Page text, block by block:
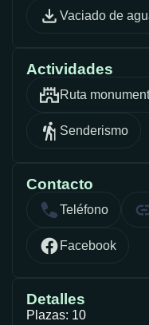
Vaciado de
Actividades
Ruta
Senderismo
Contacto
Teléfono
Facebook
Detalles
Plazas: 10